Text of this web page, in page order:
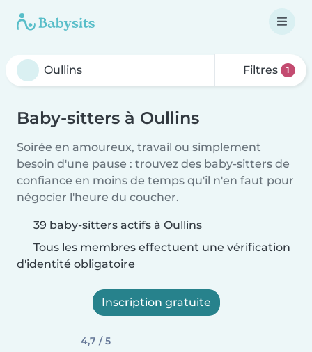
Filtres 1
Baby-sitters à Oullins
Soirée en amoureux, travail ou simplement
besoin d'une pause : trouvez des baby-sitters de
confiance en moins de temps qu'il n'en faut pour
négocier l'heure du coucher.
39 baby-sitters actifs à Oullins
Tous les membres effectuent une vérification
d'identité obligatoire
Inscription gratuite
4,7 / 5